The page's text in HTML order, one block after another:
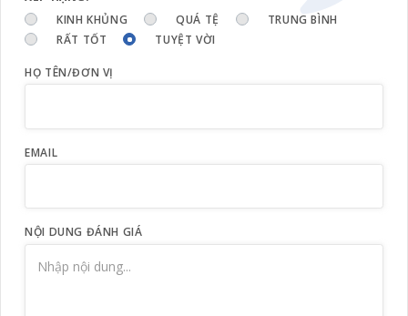
KINH KHỦNG
QUÁ TỆ
TRUNG BÌNH
RẤT TỐT
TUYỆT VỜI
HỌ TÊN/ĐƠN VỊ
EMAIL
NỘI DUNG ĐÁNH GIÁ